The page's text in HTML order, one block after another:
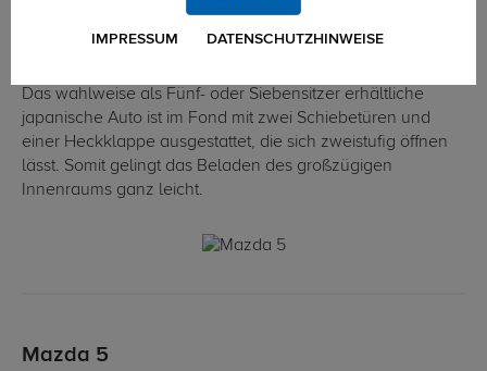
Kompaktvan, der sich unter anderem durch ein großes
Das wahlweise als Fünf- oder Siebensitzer erhältliche
japanische Auto ist im Fond mit zwei Schiebetüren und
einer Heckklappe ausgestattet, die sich zweistufig öffnen
lässt. Somit gelingt das Beladen des großzügigen
Innenraums ganz leicht.
Mazda 5
IMPRESSUM DATENSCHUTZHINWEISE